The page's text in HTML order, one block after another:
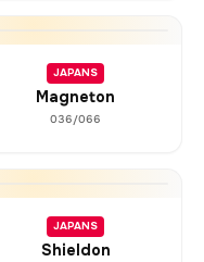
JAPANS
Magneton
036/066
JAPANS
Shieldon